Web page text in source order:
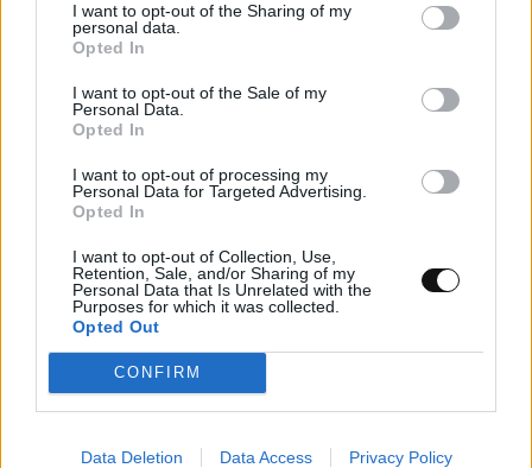
I want to opt-out of the Sharing of my
personal data.
Opted In
I want to opt-out of the Sale of my
Personal Data.
Opted In
I want to opt-out of processing my
Personal Data for Targeted Advertising.
Opted In
I want to opt-out of Collection, Use,
Retention, Sale, and/or Sharing of my
Personal Data that Is Unrelated with the
Purposes for which it was collected.
Opted Out
CONFIRM
Data Deletion Data Access Privacy Policy
Έξυπνη συσκευασία υδρογέλης δείχνει αν
το φαγητό παραμένει φρέσκο
ΕΠΙΣΤΉΜΗ 19:00, 08/08/2026